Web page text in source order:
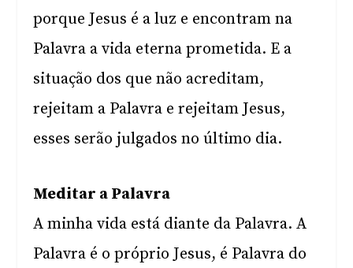
porque Jesus é a luz e encontram na
Palavra a vida eterna prometida. E a
situação dos que não acreditam,
rejeitam a Palavra e rejeitam Jesus,
esses serão julgados no último dia.
Meditar a Palavra
A minha vida está diante da Palavra. A
Palavra é o próprio Jesus, é Palavra do